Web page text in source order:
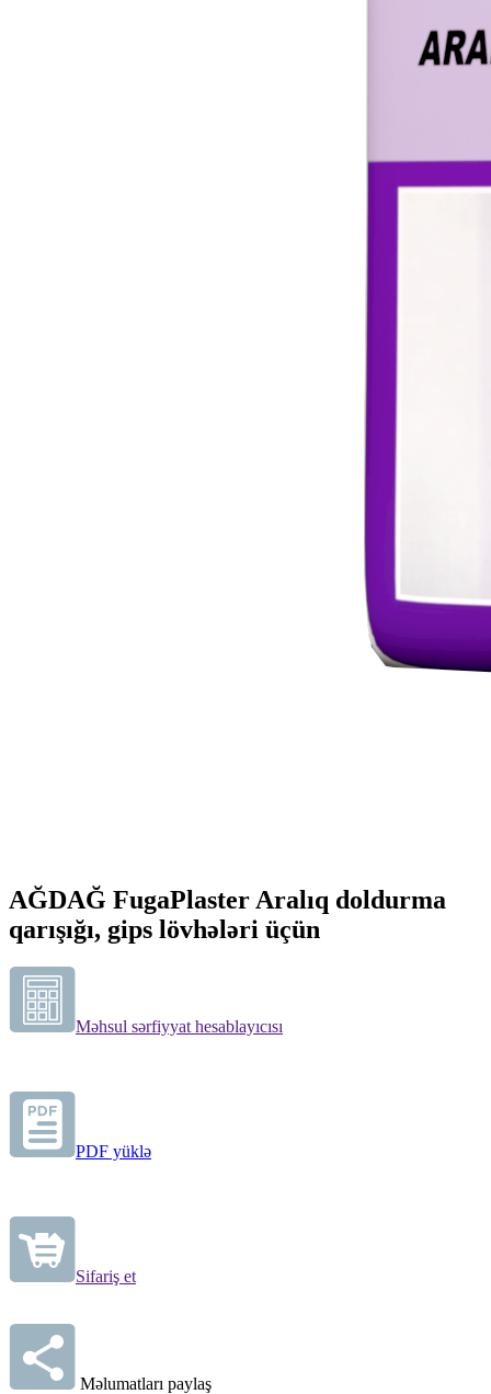
AĞDAĞ FugaPlaster Aralıq doldurma
qarışığı, gips lövhələri üçün
Məhsul sərfiyyat hesablayıcısı
PDF yüklə
Sifariş et
Məlumatları paylaş